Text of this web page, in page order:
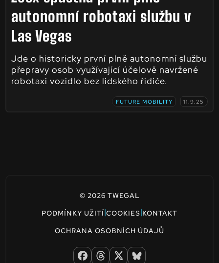
autonomní robotaxi službu v
Las Vegas
Jde o historicky první plně autonomní službu
přepravy osob využívající účelově navržené
robotaxi vozidlo bez lidského řidiče.
FUTURE MOBILITY 11.9.25
© 2026 TWEGAL
PODMÍNKY UŽITÍ|COOKIES|KONTAKT
OCHRANA OSOBNÍCH ÚDAJŮ